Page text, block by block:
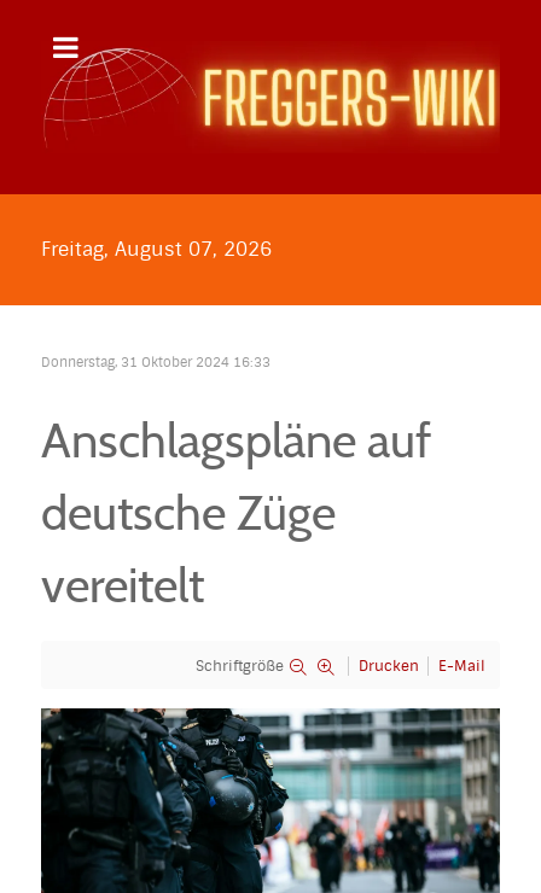
Freitag, August 07, 2026
Donnerstag, 31 Oktober 2024 16:33
Anschlagspläne auf
deutsche Züge
vereitelt
Schriftgröße Drucken E-Mail